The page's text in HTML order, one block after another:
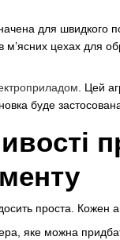
для швидкого
м’ясних цехах для
. Цей
буде
проста. Кожен
яке можна